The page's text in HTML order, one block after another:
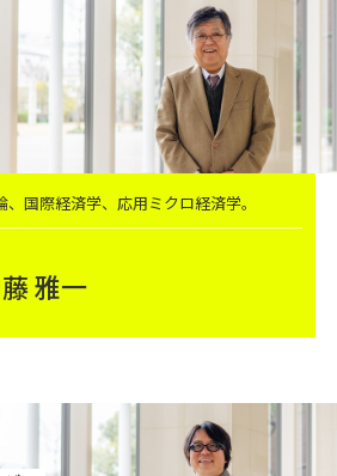
国際経済学、応用ミクロ経済学。
雅一